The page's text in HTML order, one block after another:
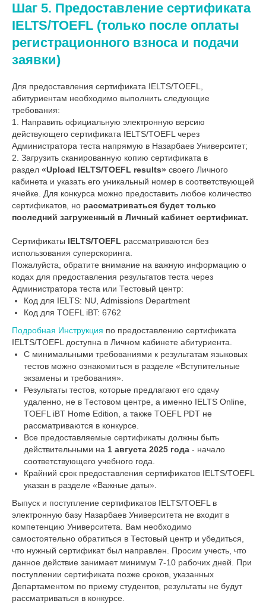
Шаг 5. Предоставление сертификата
IELTS/TOEFL (только после оплаты
регистрационного взноса и подачи
заявки)
Для предоставления сертификата IELTS/TOEFL,
абитуриентам необходимо выполнить следующие
требования:
1. Направить официальную электронную версию
действующего сертификата IELTS/TOEFL через
Администратора теста напрямую в Назарбаев Университет;
2. Загрузить сканированную копию сертификата в
раздел «Upload IELTS/TOEFL results» своего Личного
кабинета и указать его уникальный номер в соответствующей
ячейке. Для конкурса можно предоставить любое количество
сертификатов, но рассматриваться будет только
последний загруженный в Личный кабинет сертификат.
Сертификаты IELTS/TOEFL рассматриваются без
использования суперскоринга.
Пожалуйста, обратите внимание на важную информацию о
кодах для предоставления результатов теста через
Администратора теста или Тестовый центр:
Код для IELTS: NU, Admissions Department
Код для TOEFL iBT: 6762
Подробная Инструкция по предоставлению сертификата
IELTS/TOEFL доступна в Личном кабинете абитуриента.
С минимальными требованиями к результатам языковых
тестов можно ознакомиться в разделе «Вступительные
экзамены и требования».
Результаты тестов, которые предлагают его сдачу
удаленно, не в Тестовом центре, а именно IELTS Online,
TOEFL iBT Home Edition, а также TOEFL PDT не
рассматриваются в конкурсе.
Все предоставляемые сертификаты должны быть
действительными на 1 августа 2025 года - начало
соответствующего учебного года.
Крайний срок предоставления сертификатов IELTS/TOEFL
указан в разделе «Важные даты».
Выпуск и поступление сертификатов IELTS/TOEFL в
электронную базу Назарбаев Университета не входит в
компетенцию Университета. Вам необходимо
самостоятельно обратиться в Тестовый центр и убедиться,
что нужный сертификат был направлен. Просим учесть, что
данное действие занимает минимум 7-10 рабочих дней. При
поступлении сертификата позже сроков, указанных
Департаментом по приему студентов, результаты не будут
рассматриваться в конкурсе.